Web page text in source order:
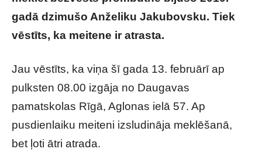
gadā dzimušo Anželiku Jakubovsku. Tiek
vēstīts, ka meitene ir atrasta.
Jau vēstīts, ka viņa šī gada 13. februārī ap
pulksten 08.00 izgāja no Daugavas
pamatskolas Rīgā, Aglonas ielā 57. Ap
pusdienlaiku meiteni izsludināja meklēšanā,
bet ļoti ātri atrada.